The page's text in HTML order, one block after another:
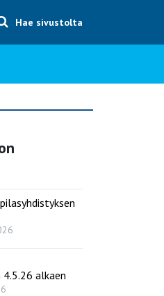
size bigger
Hae sivustolta
4.5.26 alkaen